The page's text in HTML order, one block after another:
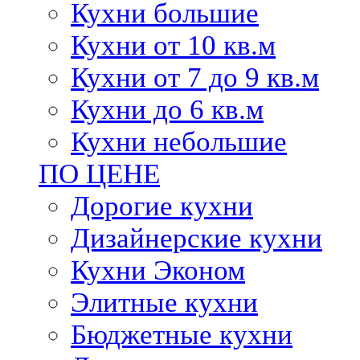
Кухни большие
Кухни от 10 кв.м
Кухни от 7 до 9 кв.м
Кухни до 6 кв.м
Кухни небольшие
ПО ЦЕНЕ
Дорогие кухни
Дизайнерские кухни
Кухни Эконом
Элитные кухни
Бюджетные кухни